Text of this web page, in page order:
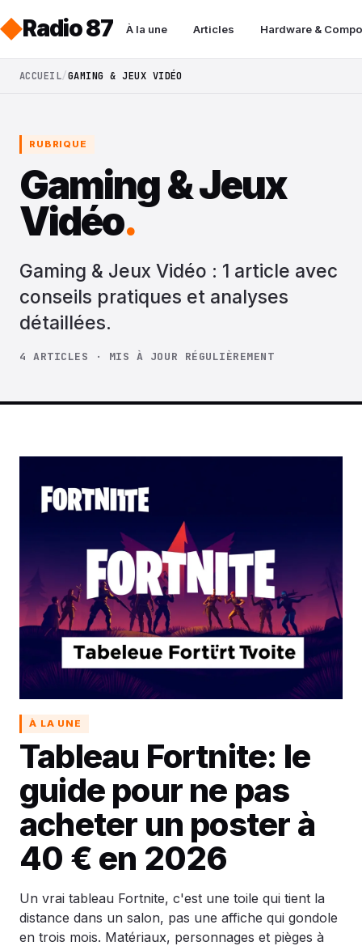
Radio 87 À la une Articles Hardware &
ACCUEIL GAMING & JEUX VIDÉO
RUBRIQUE
Gaming & Jeux
Vidéo.
Gaming & Jeux Vidéo : 1 article avec
conseils pratiques et analyses
détaillées.
4 ARTICLES · MIS À JOUR RÉGULIÈREMENT
À LA UNE
Tableau Fortnite: le
guide pour ne pas
acheter un poster à
40 € en 2026
Un vrai tableau Fortnite, c'est une toile qui tient la
distance dans un salon, pas une affiche qui gondole
en trois mois. Matériaux, personnages et pièges à